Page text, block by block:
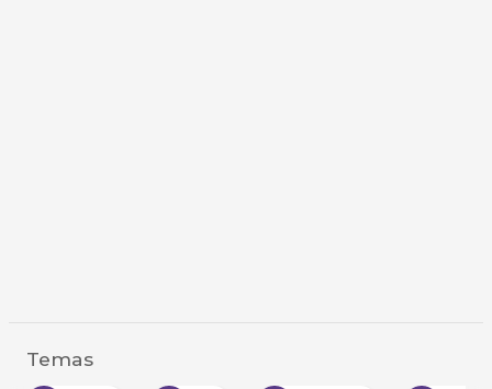
Temas